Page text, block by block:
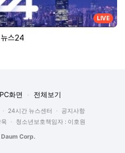
LIVE
스24
PC화면 전체보기
24시간 뉴스센터
공지사항
청소년보호책임자 : 이호원
Corp.